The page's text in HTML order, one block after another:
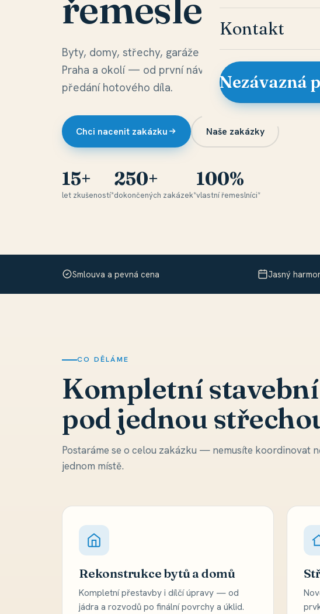
Kontakt
Nezávazná
Byty, domy, střechy, garáže i fasády.
Praha a okolí — od první návštěvy po
předání hotového díla.
Chci nacenit zakázku Naše zakázky
15+
let zkušeností*
250+
dokončených zakázek*
100%
vlastní řemeslníci*
Smlouva a pevná cena Jasný
CO DĚLÁME
Kompletní
pod jednou
Postaráme se o celou zakázku — nemusíte koordinovat
jednom místě.
Rekonstrukce bytů a domů
Kompletní přestavby i dílčí úpravy — od
jádra a rozvodů po finální povrchy a úklid.